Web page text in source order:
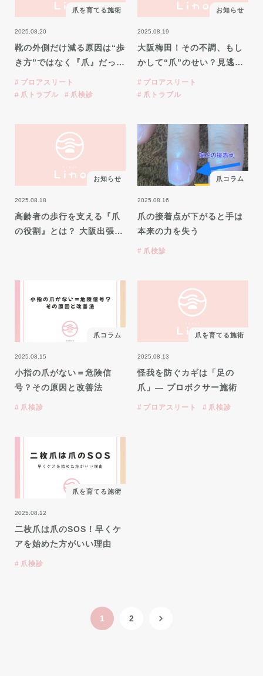
爪を育てる施術
2025.08.20
靴の外側だけ減る原因は“歩
き方”ではなく『爪』だっ…
プロアスリート
爪トラブル
爪検診
お知らせ
2025.08.19
大阪梅田！その不調、もし
かして“爪”のせい？見逃…
プロアスリート
爪トラブル
お知らせ
2025.08.18
高齢者の歩行を支える『爪
の役割』とは？ 大阪出張…
爪コラム
2025.08.16
爪の接着点が下がると手は
本来の力を失う
爪検診
爪コラム
2025.08.15
小指の爪がない＝危険信
号？その原因と改善法
爪検診
爪を育てる施術
2025.08.13
怪我を防ぐカギは「足の
爪」— プロボクサー施術
プロアスリート 爪検診
爪を育てる施術
2025.08.12
二枚爪は爪のSOS！早くケ
アを始めた方がいい理由
爪検診
1 2